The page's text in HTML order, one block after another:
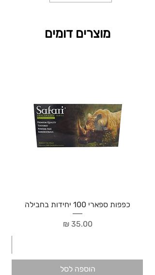
מוצרים דומים
כפפות ספארי 100 יחידות בחבילה
מחיר‏35.00 ‏₪
הוספה לסל